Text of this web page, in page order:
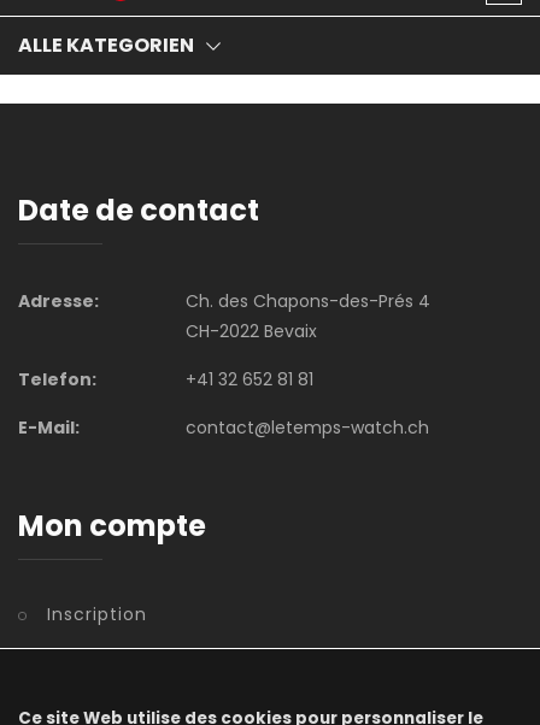
ALLE KATEGORIEN
Date de contact
Adresse:
Ch. des Chapons-des-Prés 4
CH-2022 Bevaix
Telefon:
+41 32 652 81 81
E-Mail:
contact@letemps-watch.ch
Mon compte
Inscription
Registrierung
Ce site Web utilise des cookies pour personnaliser le